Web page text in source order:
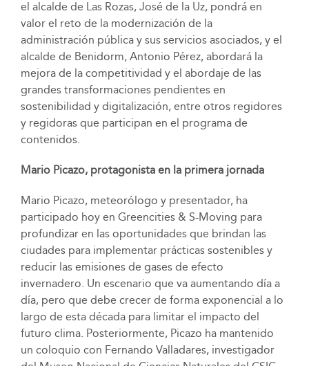
el alcalde de Las Rozas, José de la Uz, pondrá en
valor el reto de la modernización de la
administración pública y sus servicios asociados, y el
alcalde de Benidorm, Antonio Pérez, abordará la
mejora de la competitividad y el abordaje de las
grandes transformaciones pendientes en
sostenibilidad y digitalización, entre otros regidores
y regidoras que participan en el programa de
contenidos.
Mario Picazo, protagonista en la primera jornada
Mario Picazo, meteorólogo y presentador, ha
participado hoy en Greencities & S-Moving para
profundizar en las oportunidades que brindan las
ciudades para implementar prácticas sostenibles y
reducir las emisiones de gases de efecto
invernadero. Un escenario que va aumentando día a
día, pero que debe crecer de forma exponencial a lo
largo de esta década para limitar el impacto del
futuro clima. Posteriormente, Picazo ha mantenido
un coloquio con Fernando Valladares, investigador